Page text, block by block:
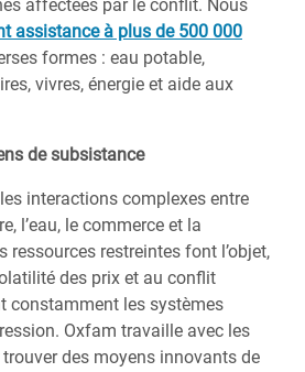
affectées par le conflit. Nous
assistance à plus de 500 000
formes : eau potable,
vivres, énergie et aide aux
de subsistance
interactions complexes entre
l’eau, le commerce et la
ressources restreintes font l’objet,
des prix et au conflit
constamment les systèmes
Oxfam travaille avec les
des moyens innovants de